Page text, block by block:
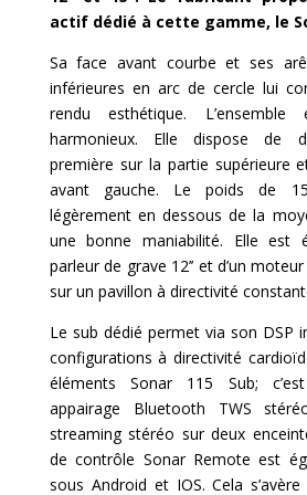
actif dédié à cette gamme, le
Sa face avant courbe et ses
inférieures en arc de cercle lui
rendu esthétique.
harmonieux. Elle dispose de
première sur la partie supérieure
avant gauche. Le poids de
légèrement en dessous de la
une bonne maniabilité. Elle est
parleur de grave 12’’ et d’un
sur un pavillon à directivité
Le sub dédié permet via son DSP
configurations à directivité
éléments Sonar 115 Sub;
appairage Bluetooth TWS
streaming stéréo sur deux
de contrôle Sonar Remote est
sous Android et IOS. Cela